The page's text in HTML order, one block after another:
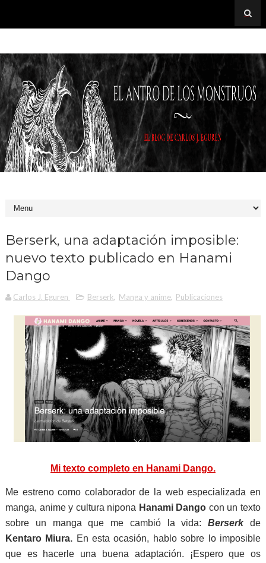
Berserk, una adaptación imposible:
nuevo texto publicado en Hanami
Dango
Carlos J. Eguren Berserk, Manga y anime, Publicaciones
Mi texto completo en Hanami Dango.
Me estreno como colaborador de la web especializada en
manga, anime y cultura nipona Hanami Dango con un texto
sobre un manga que me cambió la vida:Berserkde
Kentaro Miura. En esta ocasión, hablo sobre lo imposible
que es hacerle una buena adaptación. ¡Espero que os